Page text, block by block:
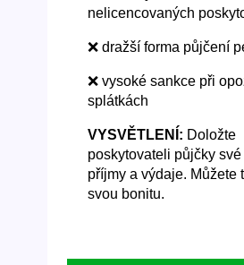
nelicencovaných
❌ dražší forma půjčení
❌ vysoké sankce při
splátkách
VYSVĚTLENÍ: Doložte
poskytovateli půjčky
příjmy a výdaje. Můžete
svou bonitu.